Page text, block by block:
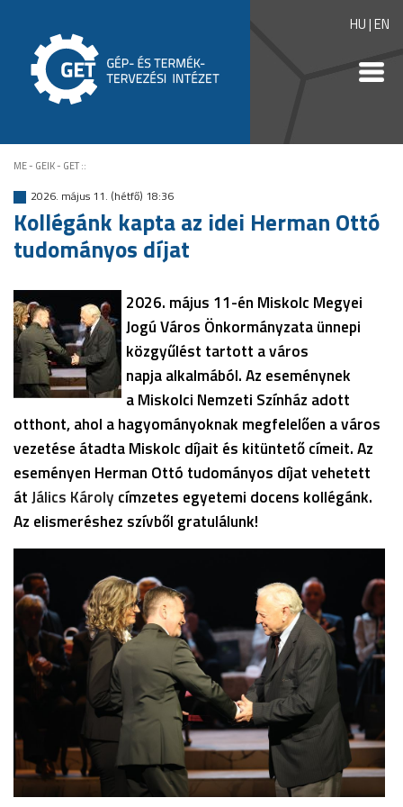
HU|EN
ME - GEIK - GET::
2026. május 11. (hétfő) 18:36
Kollégánk kapta az idei Herman Ottó
tudományos díjat
2026. május 11-én Miskolc Megyei
Jogú Város Önkormányzata ünnepi
közgyűlést tartott a város
napja alkalmából. Az eseménynek
a Miskolci Nemzeti Színház adott
otthont, ahol a hagyományoknak megfelelően a város
vezetése átadta Miskolc díjait és kitüntető címeit. Az
eseményen Herman Ottó tudományos díjat vehetett
átJálics Károly címzetes egyetemi docens kollégánk.
Az elismeréshez szívből gratulálunk!